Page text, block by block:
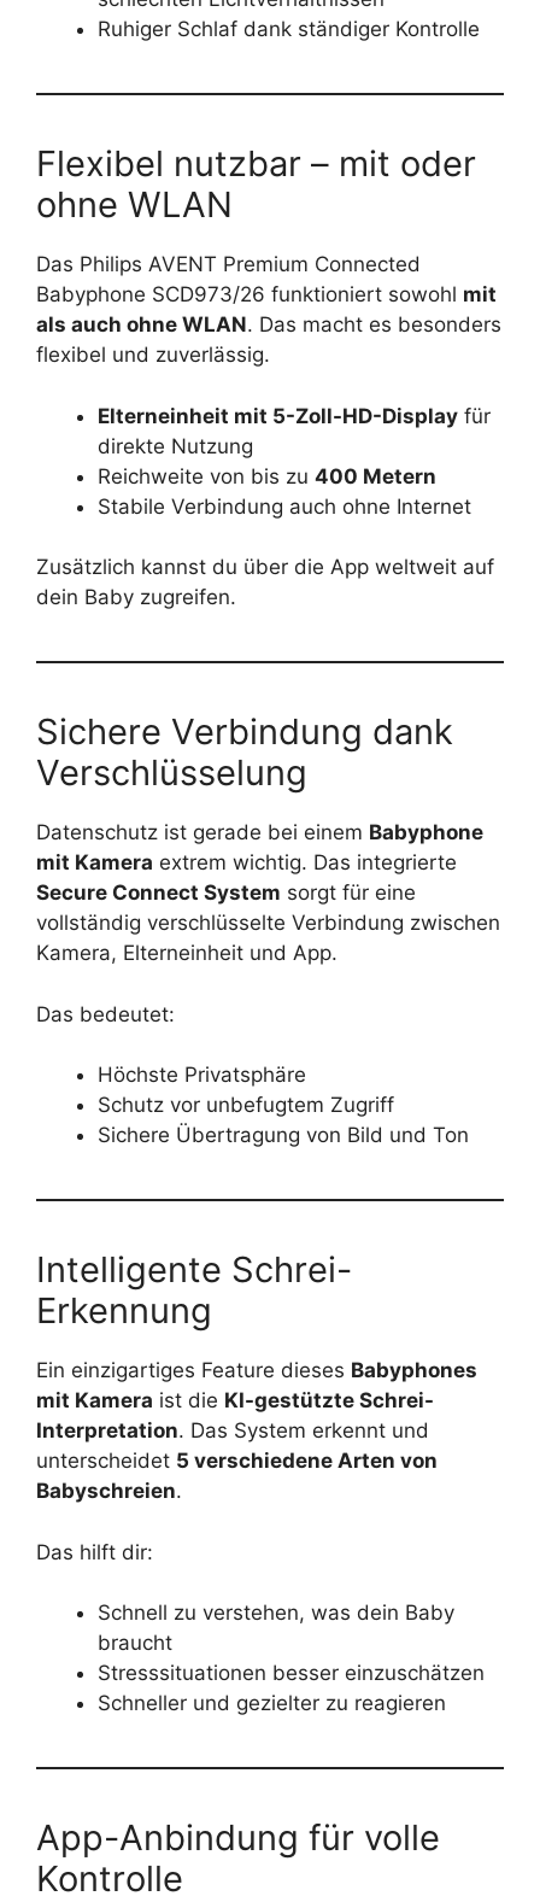
Ruhiger Schlaf dank ständiger Kontrolle
Flexibel nutzbar – mit oder
ohne WLAN
Das Philips AVENT Premium Connected
Babyphone SCD973/26 funktioniert sowohl mit
als auch ohne WLAN. Das macht es besonders
flexibel und zuverlässig.
Elterneinheit mit 5-Zoll-HD-Display für
direkte Nutzung
Reichweite von bis zu 400 Metern
Stabile Verbindung auch ohne Internet
Zusätzlich kannst du über die App weltweit auf
dein Baby zugreifen.
Sichere Verbindung dank
Verschlüsselung
Datenschutz ist gerade bei einem Babyphone
mit Kamera extrem wichtig. Das integrierte
Secure Connect System sorgt für eine
vollständig verschlüsselte Verbindung zwischen
Kamera, Elterneinheit und App.
Das bedeutet:
Höchste Privatsphäre
Schutz vor unbefugtem Zugriff
Sichere Übertragung von Bild und Ton
Intelligente Schrei-
Erkennung
Ein einzigartiges Feature dieses Babyphones
mit Kamera ist die KI-gestützte Schrei-
Interpretation. Das System erkennt und
unterscheidet 5 verschiedene Arten von
Babyschreien.
Das hilft dir:
Schnell zu verstehen, was dein Baby
braucht
Stresssituationen besser einzuschätzen
Schneller und gezielter zu reagieren
App-Anbindung für volle
Kontrolle